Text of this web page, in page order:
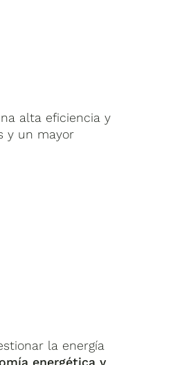
alta eficiencia y
y un mayor
la energía
energética y